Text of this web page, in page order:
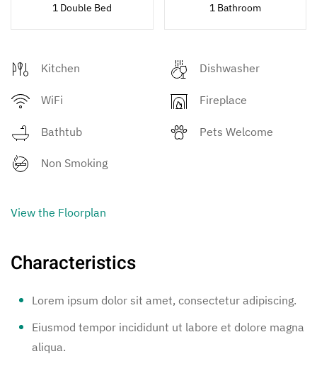
1 Double Bed 1 Bathroom
Kitchen Dishwasher
WiFi Fireplace
Bathtub Pets Welcome
Non Smoking
View the Floorplan
Characteristics
Lorem ipsum dolor sit amet, consectetur adipiscing.
Eiusmod tempor incididunt ut labore et dolore magna
aliqua.